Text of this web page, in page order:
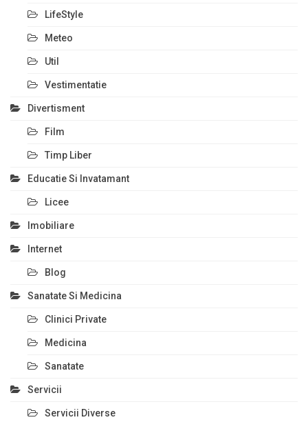
LifeStyle
Meteo
Util
Vestimentatie
Divertisment
Film
Timp Liber
Educatie Si Invatamant
Licee
Imobiliare
Internet
Blog
Sanatate Si Medicina
Clinici Private
Medicina
Sanatate
Servicii
Servicii Diverse